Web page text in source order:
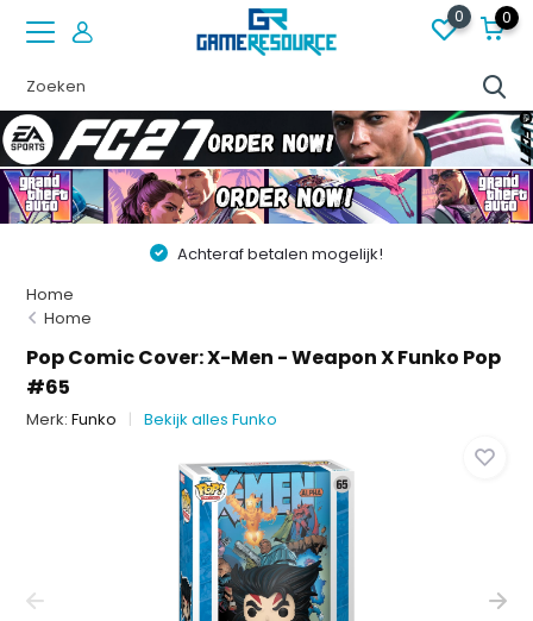
0 0
Achteraf betalen mogelijk!
Home
Home
Pop Comic Cover: X-Men - Weapon X Funko Pop
#65
Merk:Funko Bekijk alles Funko